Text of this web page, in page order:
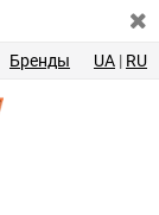
Бренды UA | RU